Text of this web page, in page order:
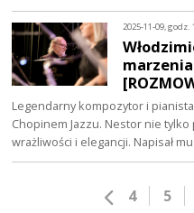
2025-11-09, godz.
Legendarny kompozytor i
Chopinem Jazzu. Nestor nie
wrażliwości i elegancji. Napisał
4 5